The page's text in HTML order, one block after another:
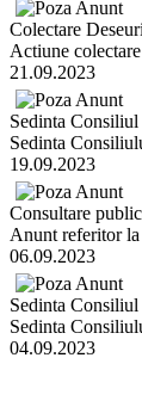
Colectare
Actiune
21.09.2023
Sedinta
Sedinta
19.09.2023
Consultare
Anunt referitor
06.09.2023
Sedinta
Sedinta
04.09.2023